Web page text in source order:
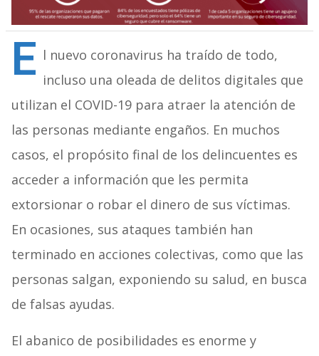
E l nuevo coronavirus ha traído de todo,
incluso una oleada de delitos digitales que
utilizan el COVID-19 para atraer la atención de
las personas mediante engaños. En muchos
casos, el propósito final de los delincuentes es
acceder a información que les permita
extorsionar o robar el dinero de sus víctimas.
En ocasiones, sus ataques también han
terminado en acciones colectivas, como que las
personas salgan, exponiendo su salud, en busca
de falsas ayudas.
El abanico de posibilidades es enorme y